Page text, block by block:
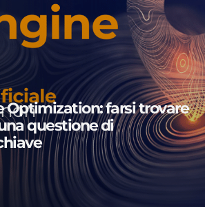
Optimization: farsi trovare
questione di